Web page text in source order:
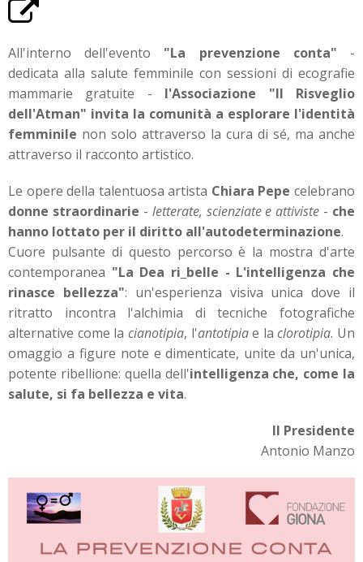
All'interno dell'evento "La prevenzione conta" -
dedicata alla salute femminile con sessioni di ecografie
mammarie gratuite - l'Associazione "Il Risveglio
dell'Atman" invita la comunità a esplorare l'identità
femminile non solo attraverso la cura di sé, ma anche
attraverso il racconto artistico.
Le opere della talentuosa artista Chiara Pepe celebrano
donne straordinarie - letterate, scienziate e attiviste - che
hanno lottato per il diritto all'autodeterminazione.
Cuore pulsante di questo percorso è la mostra d'arte
contemporanea "La Dea ri_belle - L'intelligenza che
rinasce bellezza": un'esperienza visiva unica dove il
ritratto incontra l'alchimia di tecniche fotografiche
alternative come la cianotipia, l'antotipiae laclorotipia. Un
omaggio a figure note e dimenticate, unite da un'unica,
potente ribellione: quella dell'intelligenza che, come la
salute, si fa bellezza e vita.
Il Presidente
Antonio Manzo